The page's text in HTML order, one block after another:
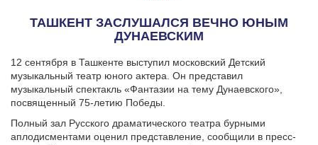
ТАШКЕНТ ЗАСЛУШАЛСЯ ВЕЧНО ЮНЫМ
ДУНАЕВСКИМ
12 сентября в Ташкенте выступил московский Детский
музыкальный театр юного актера. Он представил
музыкальный спектакль «Фантазии на тему Дунаевского»,
посвященный 75-летию Победы.
Полный зал Русского драматического театра бурными
аплодисментами оценил представление, сообщили в пресс-